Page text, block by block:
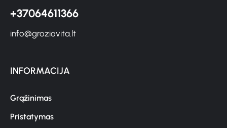
+37064611366
info@groziovita.lt
INFORMACIJA
Grąžinimas
Pristatymas